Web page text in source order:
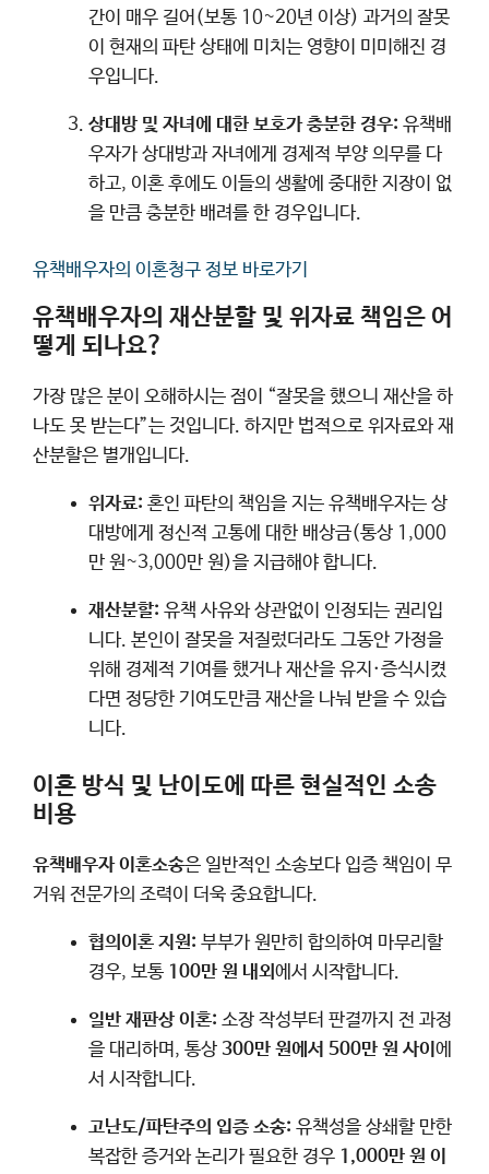
간이 매우 길어(보통 10~20년 이상) 과거의 잘못
이 현재의 파탄 상태에 미치는 영향이 미미해진 경
우입니다.
상대방 및 자녀에 대한 보호가 충분한 경우: 유책배
우자가 상대방과 자녀에게 경제적 부양 의무를 다
하고, 이혼 후에도 이들의 생활에 중대한 지장이 없
을 만큼 충분한 배려를 한 경우입니다.
유책배우자의 이혼청구 정보 바로가기
유책배우자의 재산분할 및 위자료 책임은 어
떻게 되나요?
가장 많은 분이 오해하시는 점이 “잘못을 했으니 재산을 하
나도 못 받는다”는 것입니다. 하지만 법적으로 위자료와 재
산분할은 별개입니다.
위자료: 혼인 파탄의 책임을 지는 유책배우자는 상
대방에게 정신적 고통에 대한 배상금(통상 1,000
만 원~3,000만 원)을 지급해야 합니다.
재산분할: 유책 사유와 상관없이 인정되는 권리입
니다. 본인이 잘못을 저질렀더라도 그동안 가정을
위해 경제적 기여를 했거나 재산을 유지·증식시켰
다면 정당한 기여도만큼 재산을 나눠 받을 수 있습
니다.
이혼 방식 및 난이도에 따른 현실적인 소송
비용
유책배우자 이혼소송은 일반적인 소송보다 입증 책임이 무
거워 전문가의 조력이 더욱 중요합니다.
협의이혼 지원: 부부가 원만히 합의하여 마무리할
경우, 보통 100만 원 내외에서 시작합니다.
일반 재판상 이혼: 소장 작성부터 판결까지 전 과정
을 대리하며, 통상 300만 원에서 500만 원 사이 에
서 시작합니다.
고난도/파탄주의 입증 소송: 유책성을 상쇄할 만한
복잡한 증거와 논리가 필요한 경우 1,000만 원 이